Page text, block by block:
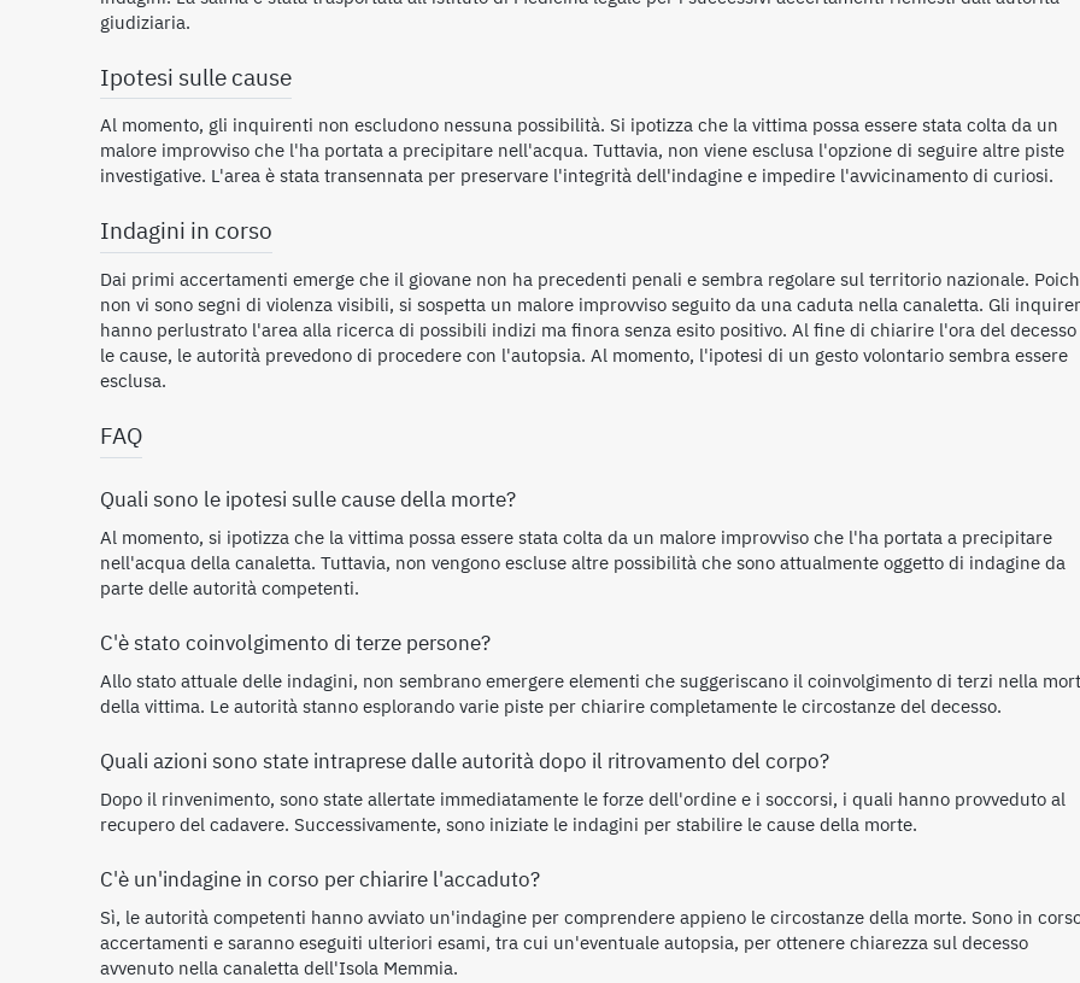
giudiziaria.
Ipotesi sulle cause
Al momento, gli inquirenti non escludono nessuna possibilità. Si ipotizza che la vittima possa essere stata colta da un
malore improvviso che l'ha portata a precipitare nell'acqua. Tuttavia, non viene esclusa l'opzione di seguire altre piste
investigative. L'area è stata transennata per preservare l'integrità dell'indagine e impedire l'avvicinamento di curiosi.
Indagini in corso
Dai primi accertamenti emerge che il giovane non ha precedenti penali e sembra regolare sul territorio nazionale.
non vi sono segni di violenza visibili, si sospetta un malore improvviso seguito da una caduta nella canaletta. Gli
hanno perlustrato l'area alla ricerca di possibili indizi ma finora senza esito positivo. Al fine di chiarire l'ora del decesso
le cause, le autorità prevedono di procedere con l'autopsia. Al momento, l'ipotesi di un gesto volontario sembra essere
esclusa.
FAQ
Quali sono le ipotesi sulle cause della morte?
Al momento, si ipotizza che la vittima possa essere stata colta da un malore improvviso che l'ha portata a precipitare
nell'acqua della canaletta. Tuttavia, non vengono escluse altre possibilità che sono attualmente oggetto di indagine da
parte delle autorità competenti.
C'è stato coinvolgimento di terze persone?
Allo stato attuale delle indagini, non sembrano emergere elementi che suggeriscano il coinvolgimento di terzi nella
della vittima. Le autorità stanno esplorando varie piste per chiarire completamente le circostanze del decesso.
Quali azioni sono state intraprese dalle autorità dopo il ritrovamento del corpo?
Dopo il rinvenimento, sono state allertate immediatamente le forze dell'ordine e i soccorsi, i quali hanno provveduto al
recupero del cadavere. Successivamente, sono iniziate le indagini per stabilire le cause della morte.
C'è un'indagine in corso per chiarire l'accaduto?
Sì, le autorità competenti hanno avviato un'indagine per comprendere appieno le circostanze della morte. Sono in
accertamenti e saranno eseguiti ulteriori esami, tra cui un'eventuale autopsia, per ottenere chiarezza sul decesso
avvenuto nella canaletta dell'Isola Memmia.